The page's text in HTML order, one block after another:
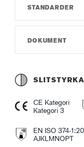
Slitstyrka
4
Fingerfärdighet
4
Total längd (cm)
33
Tjocklek (mm)
STANDARDER
4101X
AJKLMNOPT
EN ISO 374-5:2016
VIRUS
DOKUMENT
Instruction of use
Försäkran om
Declaration of
Produktblad
SLITSTYRKA
CE Kategori
Kategori 3
EN ISO 374-
AJKLMNOPT